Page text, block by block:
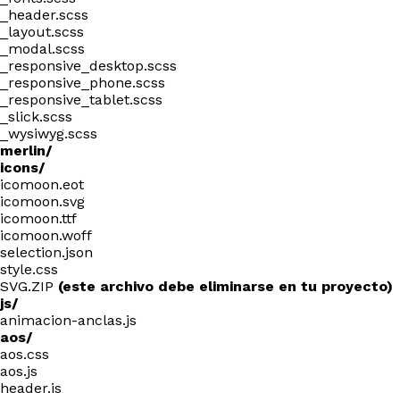
_header.scss
_layout.scss
_modal.scss
_responsive_desktop.scss
_responsive_phone.scss
_responsive_tablet.scss
_slick.scss
_wysiwyg.scss
merlin/
icons/
icomoon.eot
icomoon.svg
icomoon.ttf
icomoon.woff
selection.json
style.css
SVG.ZIP (este archivo debe eliminarse en tu proyecto)
js/
animacion-anclas.js
aos/
aos.css
aos.js
header.js